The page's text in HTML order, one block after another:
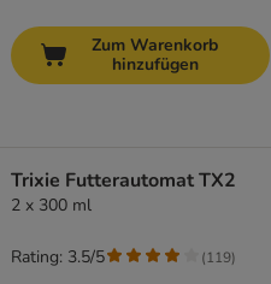
Zum Warenkorb
hinzufügen
Trixie Futterautomat TX2
2 x 300 ml
Rating: 3.5/5 (119)